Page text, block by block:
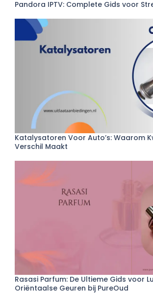
Pandora IPTV: Complete Gids voor
Katalysatoren Voor Auto’s: Waarom
Verschil Maakt
Rasasi Parfum: De Ultieme Gids voor
Oriëntaalse Geuren bij PureOud